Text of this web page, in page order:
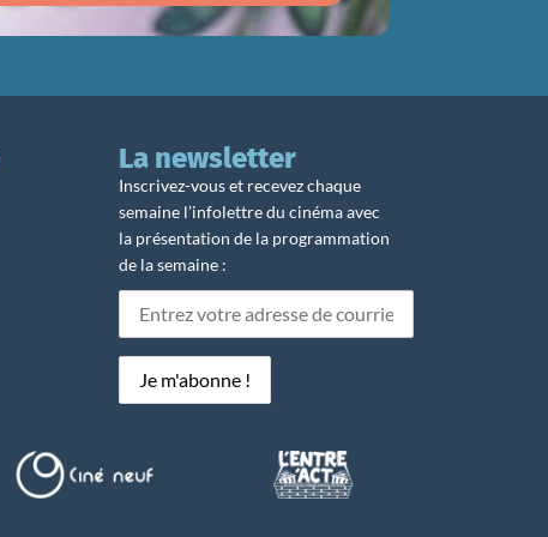
La newsletter
Inscrivez-vous et recevez chaque
semaine l’infolettre du cinéma avec
la présentation de la programmation
de la semaine :